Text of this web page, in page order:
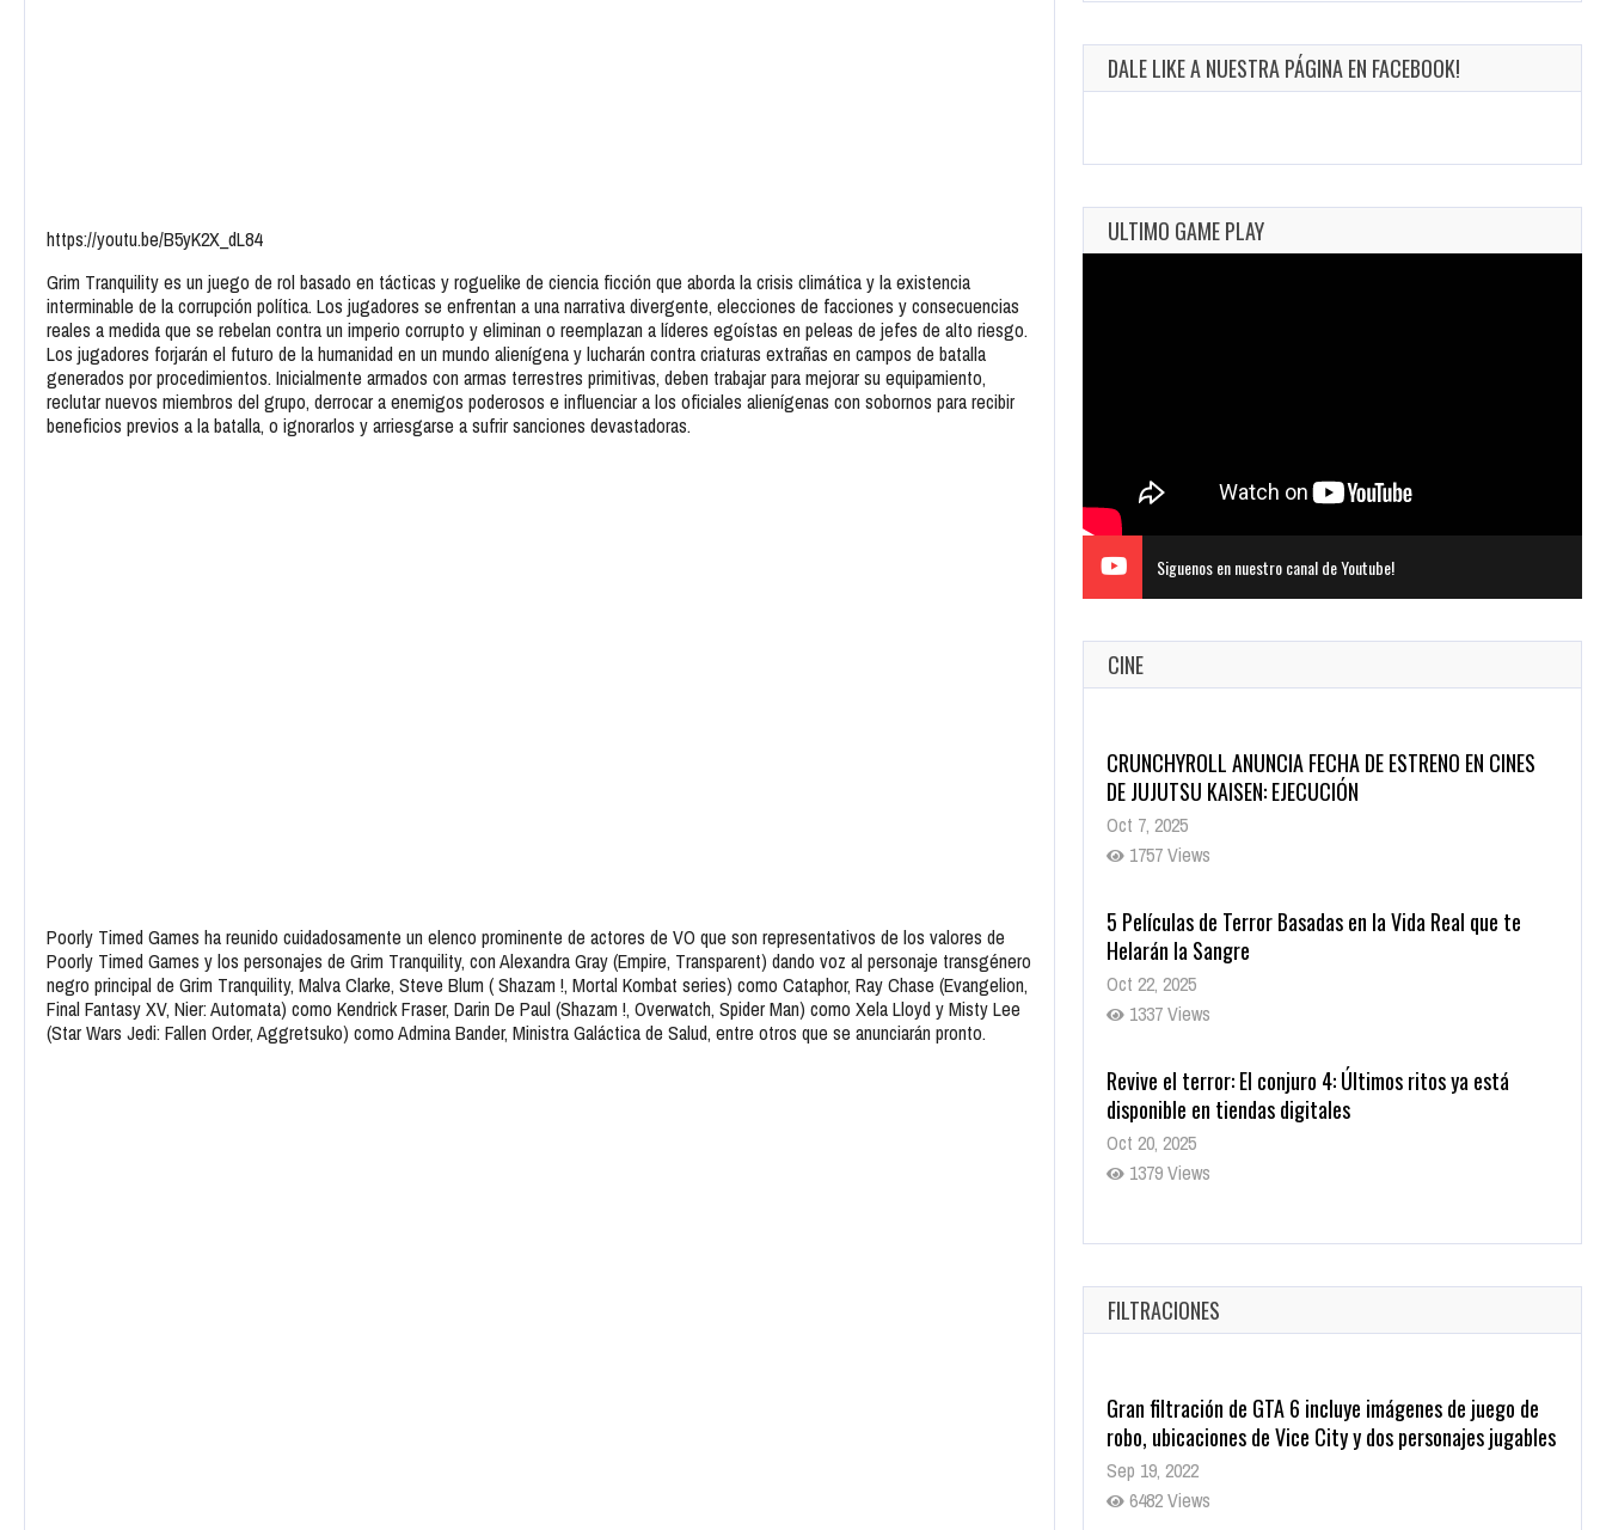
https://youtu.be/B5yK2X_dL84
Grim Tranquility es un juego de rol basado en tácticas y roguelike de ciencia ficción que aborda la crisis climática y la existencia
interminable de la corrupción política. Los jugadores se enfrentan a una narrativa divergente, elecciones de facciones y consecuencias
reales a medida que se rebelan contra un imperio corrupto y eliminan o reemplazan a líderes egoístas en peleas de jefes de alto riesgo.
Los jugadores forjarán el futuro de la humanidad en un mundo alienígena y lucharán contra criaturas extrañas en campos de batalla
generados por procedimientos. Inicialmente armados con armas terrestres primitivas, deben trabajar para mejorar su equipamiento,
reclutar nuevos miembros del grupo, derrocar a enemigos poderosos e influenciar a los oficiales alienígenas con sobornos para recibir
beneficios previos a la batalla, o ignorarlos y arriesgarse a sufrir sanciones devastadoras.
Poorly Timed Games ha reunido cuidadosamente un elenco prominente de actores de VO que son representativos de los valores de
Poorly Timed Games y los personajes de Grim Tranquility, con Alexandra Gray (Empire, Transparent) dando voz al personaje transgénero
negro principal de Grim Tranquility, Malva Clarke, Steve Blum ( Shazam !, Mortal Kombat series) como Cataphor, Ray Chase (Evangelion,
Final Fantasy XV, Nier: Automata) como Kendrick Fraser, Darin De Paul (Shazam !, Overwatch, Spider Man) como Xela Lloyd y Misty Lee
(Star Wars Jedi: Fallen Order, Aggretsuko) como Admina Bander, Ministra Galáctica de Salud, entre otros que se anunciarán pronto.
DALE LIKE A NUESTRA PÁGINA EN FACEBOOK!
ULTIMO GAME PLAY
Siguenos en nuestro canal de Youtube!
CINE
CRUNCHYROLL ANUNCIA FECHA DE ESTRENO EN CINES
DE JUJUTSU KAISEN: EJECUCIÓN
1757 Views
5 Películas de Terror Basadas en la Vida Real que te
Helarán la Sangre
1337 Views
Revive el terror: El conjuro 4: Últimos ritos ya está
disponible en tiendas digitales
1379 Views
Warner Bros. lleva a las tiendas digitales su racha de
registros con sus últimas 6 películas
FILTRACIONES
Gran filtración de GTA 6 incluye imágenes de juego de
robo, ubicaciones de Vice City y dos personajes jugables
Sep 19, 2022
6482 Views